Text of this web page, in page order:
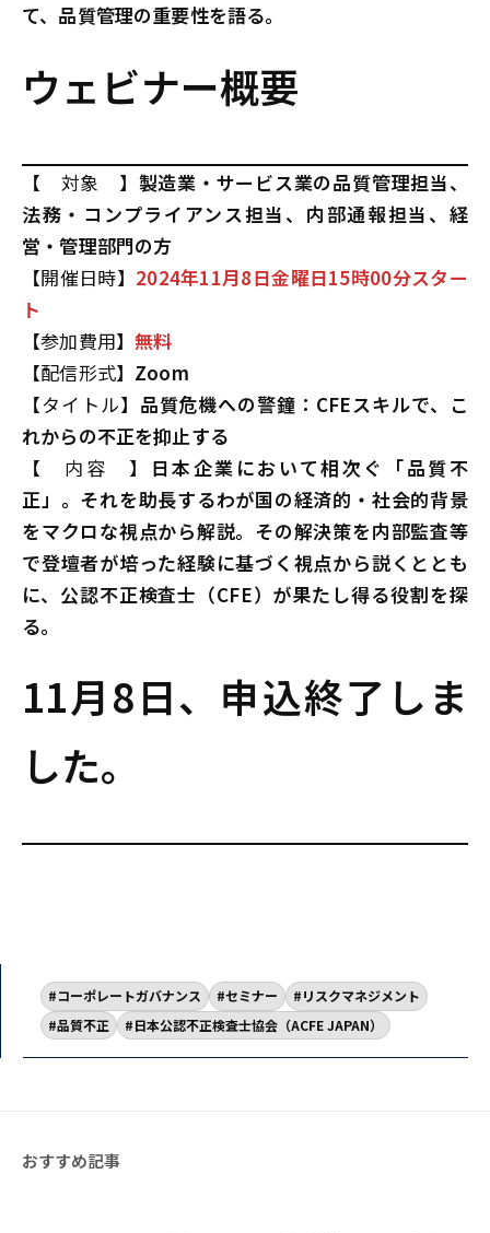
て、品質管理の重要性を語る。
ウェビナー概要
【 対象 】 製造業・サービス業の品質管理担当、
法務・コンプライアンス担当、内部通報担当、経
営・管理部門の方
【開催日時】 2024年11月8日金曜日15時00分スター
ト
【参加費用】無料
【配信形式】 Zoom
【タイトル】 品質危機への警鐘：CFEスキルで、こ
れからの不正を抑止する
【 内容 】 日本企業において相次ぐ「品質不
正」。それを助長するわが国の経済的・社会的背景
をマクロな視点から解説。その解決策を内部監査等
で登壇者が培った経験に基づく視点から説くととも
に、公認不正検査士（CFE）が果たし得る役割を探
る。
11月8日、申込終了しま
した。
コーポレートガバナンス セミナー
リスクマネジメント
品質不正
日本公認不正検査士協会（ACFE JAPAN）